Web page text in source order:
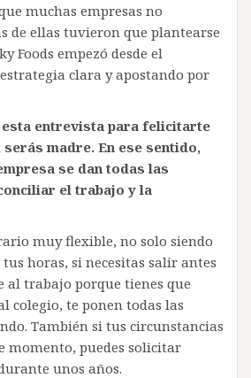
muchas empresas no
de ellas tuvieron que plantearse
Foods empezó desde el
clara y apostando por
esta entrevista para felicitarte
madre. En ese sentido,
se dan todas las
el trabajo y la
muy flexible, no solo siendo
horas, si necesitas salir antes
al trabajo porque tienes que
colegio, te ponen todas las
También si tus circunstancias
momento, puedes solicitar
unos años.